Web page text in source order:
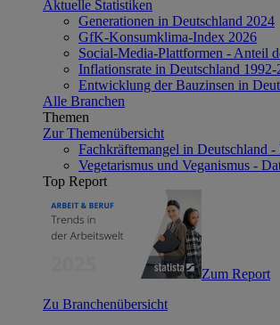
Aktuelle Statistiken
Generationen in Deutschland 2024
GfK-Konsumklima-Index 2026
Social-Media-Plattformen - Anteil
Inflationsrate in Deutschland 1992-
Entwicklung der Bauzinsen in
Alle Branchen
Themen
Zur Themenübersicht
Fachkräftemangel in Deutschland
Vegetarismus und Veganismus -
Top Report
Zum Report
Zu Branchenübersicht